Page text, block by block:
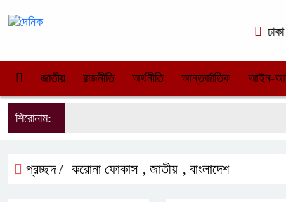
ঢাকা
জাতীয় রাজনীতি অর্থনীতি আন্তর্জাতিক আইন-
শিরোনাম:
প্রচ্ছদ / করোনা ফোকাস , জাতীয় , বাংলাদেশ